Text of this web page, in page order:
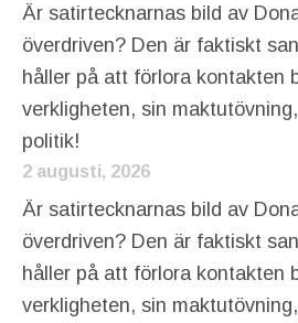
Är satirtecknarnas bild av
överdriven? Den är faktiskt
håller på att förlora kontakten
verkligheten, sin
politik!
2 augusti, 2026
Är satirtecknarnas bild av
överdriven? Den är faktiskt
håller på att förlora kontakten
verkligheten, sin